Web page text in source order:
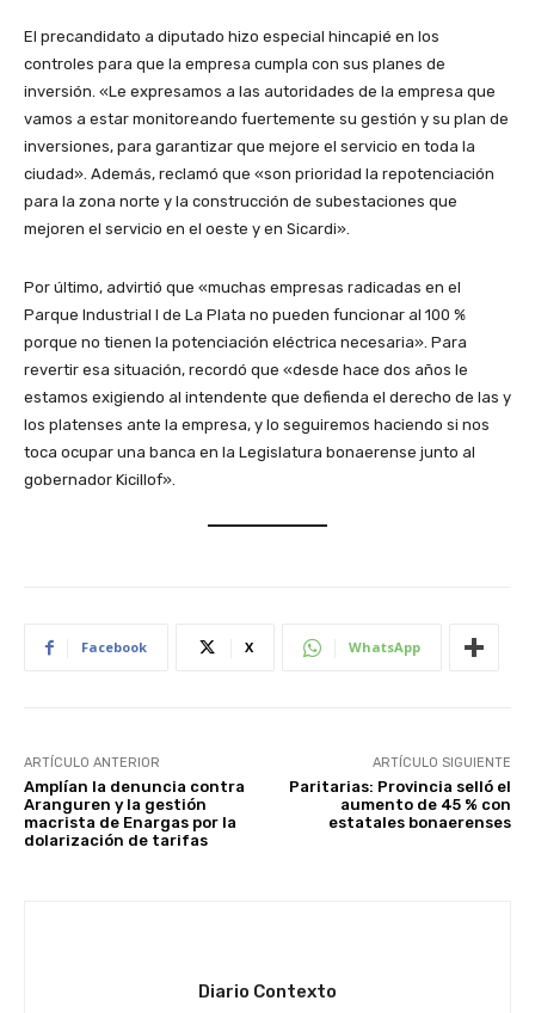
El precandidato a diputado hizo especial hincapié en los
controles para que la empresa cumpla con sus planes de
inversión. «Le expresamos a las autoridades de la empresa que
vamos a estar monitoreando fuertemente su gestión y su plan de
inversiones, para garantizar que mejore el servicio en toda la
ciudad». Además, reclamó que «son prioridad la repotenciación
para la zona norte y la construcción de subestaciones que
mejoren el servicio en el oeste y en Sicardi».
Por último, advirtió que «muchas empresas radicadas en el
Parque Industrial I de La Plata no pueden funcionar al 100 %
porque no tienen la potenciación eléctrica necesaria». Para
revertir esa situación, recordó que «desde hace dos años le
estamos exigiendo al intendente que defienda el derecho de las y
los platenses ante la empresa, y lo seguiremos haciendo si nos
toca ocupar una banca en la Legislatura bonaerense junto al
gobernador Kicillof».
Facebook X WhatsApp
ARTÍCULO ANTERIOR
Amplían la denuncia contra
Aranguren y la gestión
macrista de Enargas por la
dolarización de tarifas
ARTÍCULO SIGUIENTE
Paritarias: Provincia selló el
aumento de 45 % con
estatales bonaerenses
Diario Contexto